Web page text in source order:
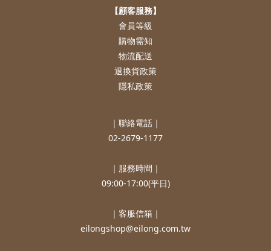
【顧客服務】
會員等級
購物需知
物流配送
退換貨政策
隱私政策
｜聯絡電話｜
02-2679-1177
｜服務時間｜
09:00-17:00(平日)
｜客服信箱｜
eilongshop@eilong.com.tw